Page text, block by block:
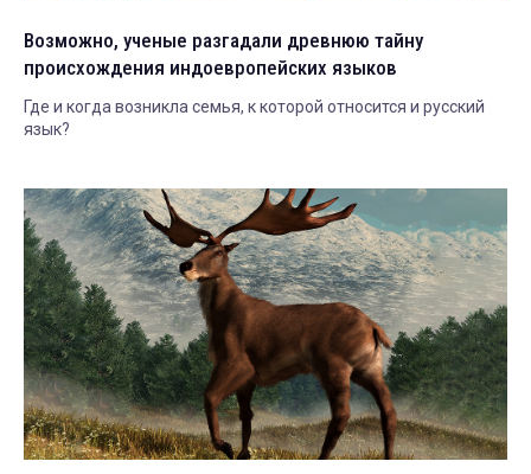
Возможно, ученые разгадали древнюю тайну
происхождения индоевропейских языков
Где и когда возникла семья, к которой относится и русский
язык?